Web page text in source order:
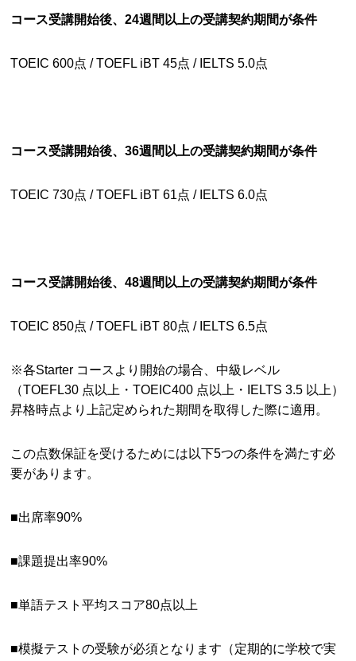
コース受講開始後、24週間以上の受講契約期間が条件
TOEIC 600点 / TOEFL iBT 45点 / IELTS 5.0点
コース受講開始後、36週間以上の受講契約期間が条件
TOEIC 730点 / TOEFL iBT 61点 / IELTS 6.0点
コース受講開始後、48週間以上の受講契約期間が条件
TOEIC 850点 / TOEFL iBT 80点 / IELTS 6.5点
※各Starter コースより開始の場合、中級レベル
（TOEFL30 点以上・TOEIC400 点以上・IELTS 3.5 以上）
昇格時点より上記定められた期間を取得した際に適用。
この点数保証を受けるためには以下5つの条件を満たす必
要があります。
■出席率90%
■課題提出率90%
■単語テスト平均スコア80点以上
■模擬テストの受験が必須となります（定期的に学校で実